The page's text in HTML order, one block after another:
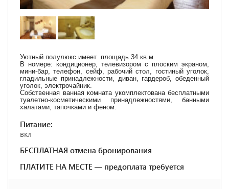
Уютный полулюкс имеет площадь 34 кв.м.
В номере: кондиционер, телевизором с плоским экраном,
мини-бар, телефон, сейф, рабочий стол, гостиный уголок,
гладильные принадлежности, диван, гардероб, обеденный
уголок, электрочайник.
Собственная ванная комната укомплектована бесплатными
туалетно-косметическими принадлежностями, банными
халатами, тапочками и феном.
Питание:
вкл
БЕСПЛАТНАЯ отмена бронирования
ПЛАТИТЕ НА МЕСТЕ — предоплата требуется